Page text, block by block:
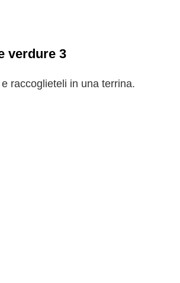
verdure 3
raccoglieteli in una terrina.